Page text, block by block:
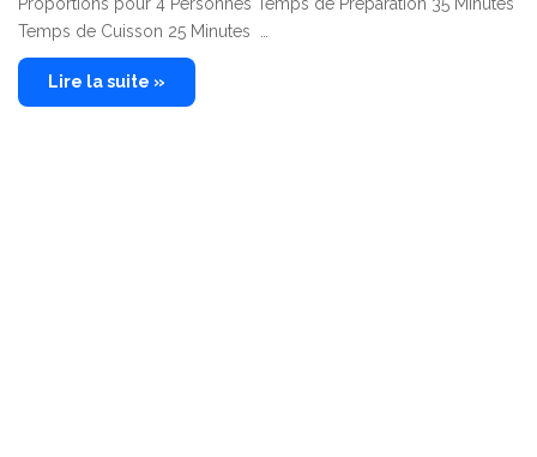
Temps de Cuisson 25 Minutes …
Lire la suite »